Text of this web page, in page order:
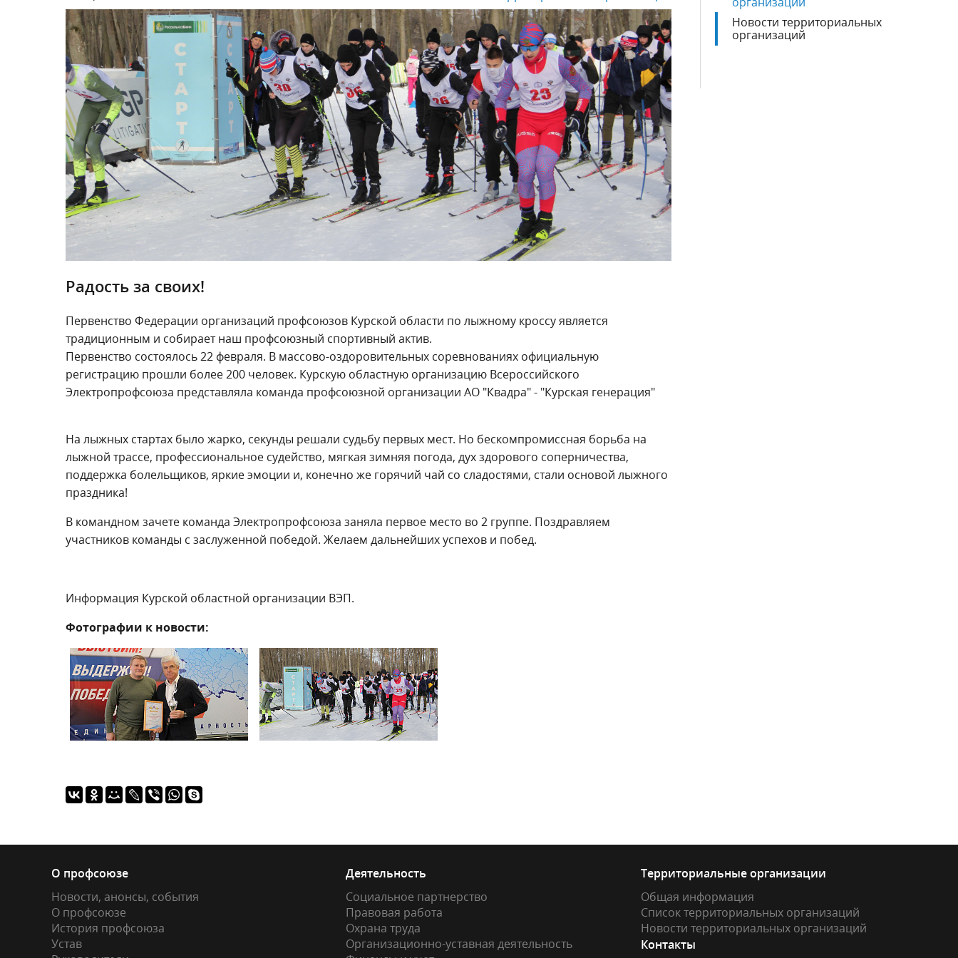
Радость за своих!
Первенство Федерации организаций профсоюзов Курской области по лыжному кроссу является
традиционным и собирает наш профсоюзный спортивный актив.
Первенство состоялось 22 февраля. В массово-оздоровительных соревнованиях официальную
регистрацию прошли более 200 человек. Курскую областную организацию Всероссийского
Электропрофсоюза представляла команда профсоюзной организации АО "Квадра" - "Курская генерация"
На лыжных стартах было жарко, секунды решали судьбу первых мест. Но бескомпромиссная борьба на
лыжной трассе, профессиональное судейство, мягкая зимняя погода, дух здорового соперничества,
поддержка болельщиков, яркие эмоции и, конечно же горячий чай со сладостями, стали основой лыжного
праздника!
В командном зачете команда Электропрофсоюза заняла первое место во 2 группе. Поздравляем
участников команды с заслуженной победой. Желаем дальнейших успехов и побед.
Информация Курской областной организации ВЭП.
Фотографии к новости:
Новости территориальных
организаций
О профсоюзе
Новости, анонсы, события
О профсоюзе
История профсоюза
Устав
Деятельность
Социальное партнерство
Правовая работа
Охрана труда
Организационно-уставная деятельность
Территориальные организации
Общая информация
Список территориальных организаций
Новости территориальных организаций
Контакты